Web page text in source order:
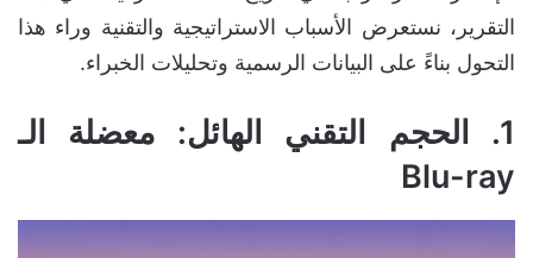
التقرير، نستعرض الأسباب الاستراتيجية والتقنية وراء هذا
التحول بناءً على البيانات الرسمية وتحليلات الخبراء.
1. الحجم التقني الهائل: معضلة الـ
Blu-ray